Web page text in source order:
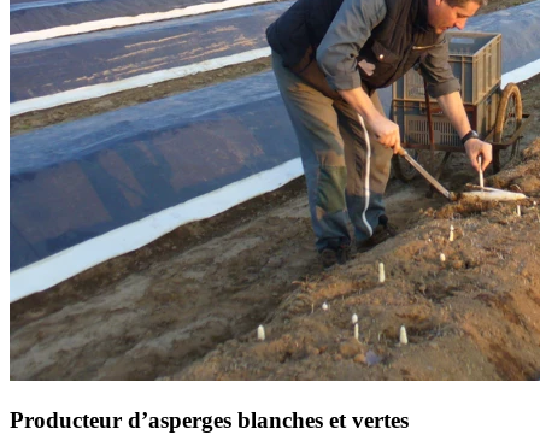
Producteur d’asperges blanches et vertes